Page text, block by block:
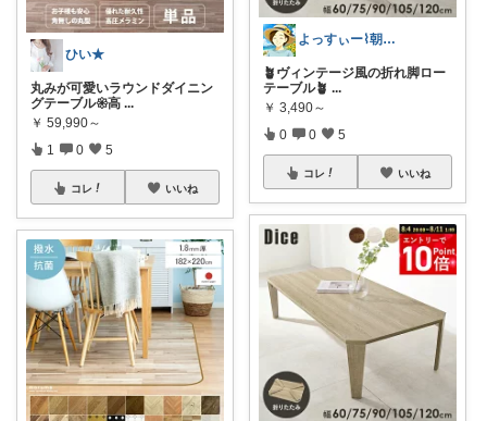
ひい★
丸みが可愛いラウンドダイニン
グテーブル𑁍高 ...
￥ 59,990～
1 0 5
コレ いいね
よっすぃー⌇朝コレ☀楽しい暮らし😇
🪴ヴィンテージ風の折れ脚ロー
テーブル🪴 ...
￥ 3,490～
0 0 5
コレ いいね